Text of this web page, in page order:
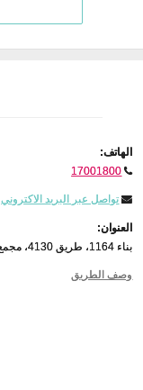
الهاتف:
17001800
تواصل عبر البريد الاكتروني
العنوان:
بناء 1164، طريق 4130، مجمع 941، الرفاع الشرقي، الرفاع الشرقي، البحرين
وصف الطريق